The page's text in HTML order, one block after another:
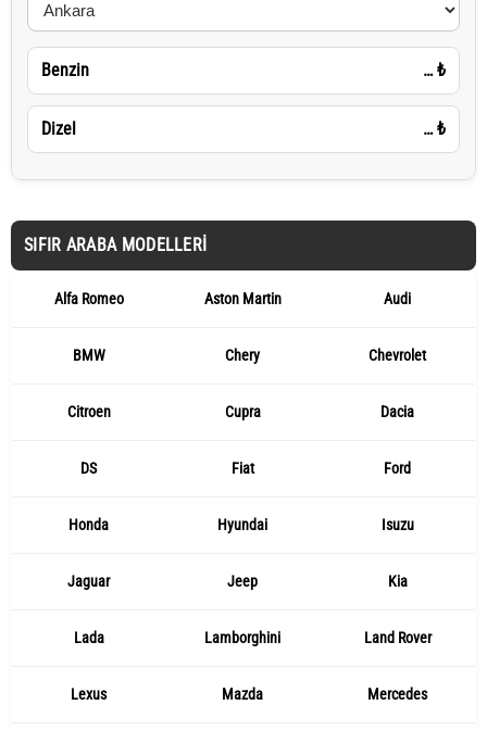
Benzin … ₺
Dizel … ₺
SIFIR ARABA MODELLERI
Alfa Romeo Aston Martin Audi
BMW Chery Chevrolet
Citroen Cupra Dacia
DS Fiat Ford
Honda Hyundai Isuzu
Jaguar Jeep Kia
Lada Lamborghini Land Rover
Lexus Mazda Mercedes